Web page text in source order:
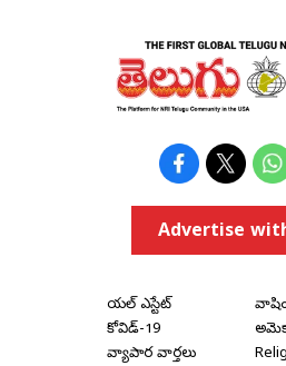
Advertise
రియల్ ఎస్టేట్
కోవిడ్-19
వ్యాపార వార్తలు